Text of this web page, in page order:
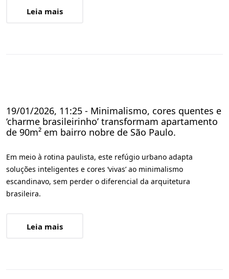
Leia mais
19/01/2026, 11:25 - Minimalismo, cores quentes e
‘charme brasileirinho’ transformam apartamento
de 90m² em bairro nobre de São Paulo.
Em meio à rotina paulista, este refúgio urbano adapta
soluções inteligentes e cores ‘vivas’ ao minimalismo
escandinavo, sem perder o diferencial da arquitetura
brasileira.
Leia mais